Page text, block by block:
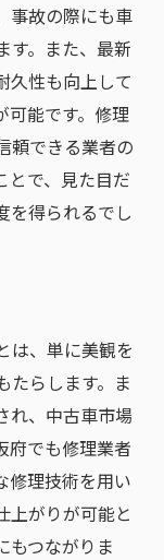
事故の際にも車
す。また、最新
久性も向上して
可能です。修理
頼できる業者の
とで、見た目だ
を得られるでし
は、単に美観を
たらします。ま
れ、中古車市場
府でも修理業者
修理技術を用い
上がりが可能と
もつながりま